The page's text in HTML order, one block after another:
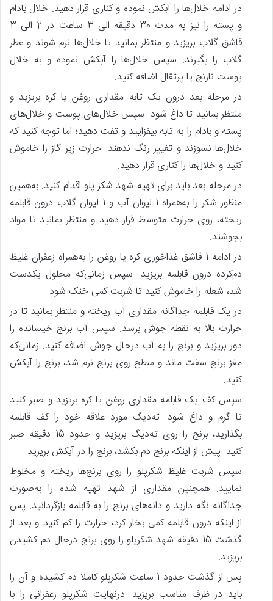
در ادامه خلال‌ها را آبکش نموده و کناری قرار دهید. خلال بادام
و پسته را نیز به مدت 30 دقیقه الی 3 ساعت در 2 الی 3
قاشق گلاب بریزید و منتظر بمانید تا خلال‌ها نرم شوند و عطر
گلاب را بگیرند. سپس خلال‌ها را آبکش نموده و به خلال
پوست نارنج یا پرتقال اضافه کنید.
در مرحله بعد درون یک تابه مقداری روغن یا کره بریزید و
منتظر بمانید تا داغ شود. سپس خلال‌های پوست و خلال‌های
پسته و بادام را به تابه بیفزایید و تفت دهید؛ اما توجه کنید که
خلال‌ها نسوزند و تغییر رنگ ندهند. حرارت زیر گاز را خاموش
کنید و خلال‌ها را کناری قرار دهید.
در مرحله بعد باید برای تهیه شهد شکر پلو اقدام کنید. به‌همین
منظور شکر را به‌همراه 1 لیوان آب و 1 لیوان گلاب درون قابلمه
ریخته، روی حرارت متوسط قرار دهید و منتظر بمانید تا مواد
بجوشند.
در ادامه 1 قاشق غذاخوری کره یا روغن را به‌همراه زعفران غلیظ
دم‌کرده درون قابلمه بریزید. سپس زمانی‌که محلول یکدست
شد، شعله را خاموش کنید تا شربت کمی خنک شود.
در یک قابلمه جداگانه مقداری آب ریخته و منتظر بمانید تا در
حرارت بالا به نقطه جوش برسد. سپس آب برنج خیسانده را
دور بریزید و برنج را به آب درحال جوش اضافه کنید. زمانی‌که
مغز برنج سفت ماند و سطح روی برنج نرم شد، برنج را آبکش
کنید.
سپس کف یک قابلمه مقداری روغن یا کره بریزید و صبر کنید
تا گرم و داغ شود. ته‌دیگ مورد علاقه خود را کف قابلمه
بگذارید، برنج را روی ته‌دیگ بریزید و حدود 15 دقیقه صبر
کنید. پیش‌ از اینکه برنج دم بکشد، برنج را در آبکش بریزید.
سپس شربت غلیظ شکرپلو را روی برنج‌ها ریخته و مخلوط
نمایید. همچنین مقداری از شهد تهیه شده را به‌صورت
جداگانه نگه دارید و دانه‌های برنج را به قابلمه بازگردانید. پس‌
از اینکه درون قابلمه کمی بخار کرد، حرارت را کم کنید و بعد از
گذشت 15 دقیقه شهد شکرپلو را روی برنج درحال دم کشیدن
بریزید.
پس‌ از گذشت حدود 1 ساعت شکرپلو کاملا دم کشیده و آن را
باید در ظرف مناسب بریزید. درنهایت شکرپلو زعفرانی را با